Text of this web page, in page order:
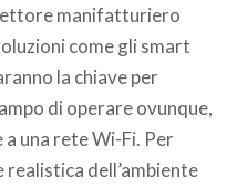
manifatturiero
come gli smart
la chiave per
di operare ovunque,
a una rete Wi-Fi. Per
dell’ambiente